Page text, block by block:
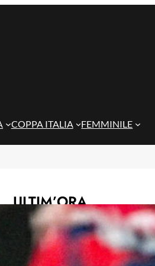
COPPA ITALIA FEMMINILE
ULTIM’ORA
Corsa a tre per
prova a superare il
un’offerta definitiva